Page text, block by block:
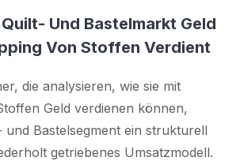
Und Bastelmarkt Geld
Von Stoffen Verdient
die analysieren, wie sie mit
Geld verdienen können,
und Bastelsegment ein strukturell
getriebenes Umsatzmodell.